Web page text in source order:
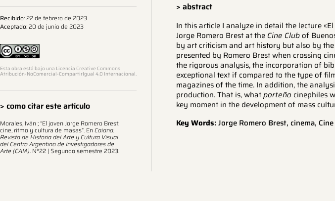
Recibido: 22 de febrero de 2023
Aceptado: 20 de junio de 2023
Esta obra está bajo una Licencia Creative Commons
Atribución-NoComercial-CompartirIgual 4.0 Internacional.
> como citar este artículo
Morales, Iván ; “El joven Jorge Romero Brest:
cine, ritmo y cultura de masas”. EnCaiana.
Revista de Historia del Arte y Cultura Visual
del Centro Argentino de Investigadores de
Arte (CAIA). N°22 | Segundo semestre 2023.
> abstract
In this article I analyze in detail the lecture
Jorge Romero Brest at the Cine Club of
by art criticism and art history but also by
presented by Romero Brest when crossing
the rigorous analysis, the incorporation of
exceptional text if compared to the type of
magazines of the time. In addition, the
production. That is, whatporteño cinephiles
key moment in the development of mass
Key Words:Jorge Romero Brest, cinema,